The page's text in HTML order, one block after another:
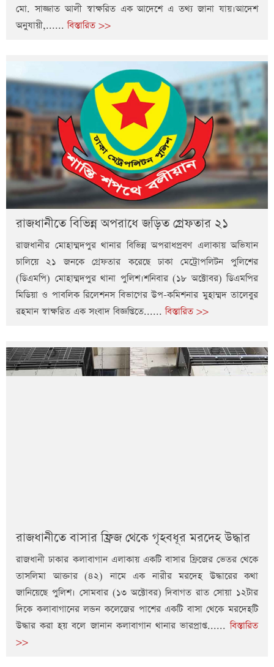
মো. সাজ্জাত আলী স্বাক্ষরিত এক আদেশে এ তথ্য জানা যায়।আদেশ
অনুযায়ী,......বিস্তারিত >>
রাজধানীতে বিভিন্ন অপরাধে জড়িত গ্রেফতার ২১
রাজধানীর মোহাম্মদপুর থানার বিভিন্ন অপরাধপ্রবণ এলাকায় অভিযান
চালিয়ে ২১ জনকে গ্রেফতার করেছে ঢাকা মেট্রোপলিটন পুলিশের
(ডিএমপি) মোহাম্মদপুর থানা পুলিশ।শনিবার (১৮ অক্টোবর) ডিএমপির
মিডিয়া ও পাবলিক রিলেশনস বিভাগের উপ-কমিশনার মুহাম্মদ তালেবুর
রহমান স্বাক্ষরিত এক সংবাদ বিজ্ঞপ্তিতে......বিস্তারিত >>
রাজধানীতে বাসার ফ্রিজ থেকে গৃহবধূর মরদেহ উদ্ধার
রাজধানী ঢাকার কলাবাগান এলাকায় একটি বাসার ফ্রিজের ভেতর থেকে
তাসলিমা আক্তার (৪২) নামে এক নারীর মরদেহ উদ্ধারের কথা
জানিয়েছে পুলিশ। সোমবার (১৩ অক্টোবর) দিবাগত রাত সোয়া ১২টার
দিকে কলাবাগানের লন্ডন কলেজের পাশের একটি বাসা থেকে মরদেহটি
উদ্ধার করা হয় বলে জানান কলাবাগান থানার ভারপ্রাপ্ত......বিস্তারিত
>>